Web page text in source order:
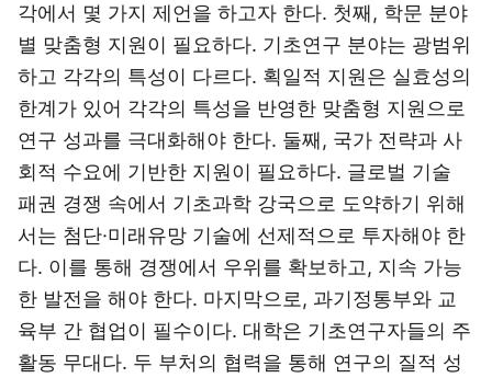
각에서 몇 가지 제언을 하고자 한다. 첫째, 학문 분야
별 맞춤형 지원이 필요하다. 기초연구 분야는 광범위
하고 각각의 특성이 다르다. 획일적 지원은 실효성의
한계가 있어 각각의 특성을 반영한 맞춤형 지원으로
연구 성과를 극대화해야 한다. 둘째, 국가 전략과 사
회적 수요에 기반한 지원이 필요하다. 글로벌 기술
패권 경쟁 속에서 기초과학 강국으로 도약하기 위해
서는 첨단·미래유망 기술에 선제적으로 투자해야 한
다. 이를 통해 경쟁에서 우위를 확보하고, 지속 가능
한 발전을 해야 한다. 마지막으로, 과기정통부와 교
육부 간 협업이 필수이다. 대학은 기초연구자들의 주
활동 무대다. 두 부처의 협력을 통해 연구의 질적 성